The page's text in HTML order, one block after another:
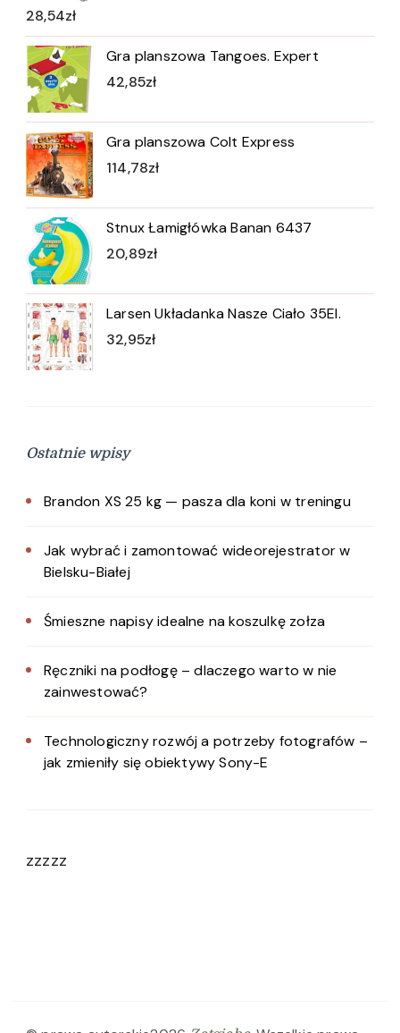
28,54zł
Gra planszowa Tangoes. Expert
42,85zł
Gra planszowa Colt Express
114,78zł
Stnux Łamigłówka Banan 6437
20,89zł
Larsen Układanka Nasze Ciało 35El.
32,95zł
Ostatnie wpisy
Brandon XS 25 kg — pasza dla koni w treningu
Jak wybrać i zamontować wideorejestrator w
Bielsku-Białej
Śmieszne napisy idealne na koszulkę zołza
Ręczniki na podłogę – dlaczego warto w nie
zainwestować?
Technologiczny rozwój a potrzeby fotografów –
jak zmieniły się obiektywy Sony-E
zzzzz